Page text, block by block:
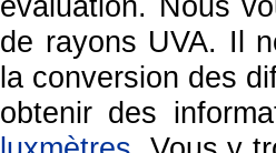
de rayons UVA. Il
la conversion des
obtenir des